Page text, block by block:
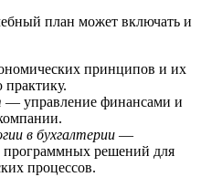
план может включать и
принципов и их
практику.
— управление финансами и
в бухгалтерии —
решений для
процессов.